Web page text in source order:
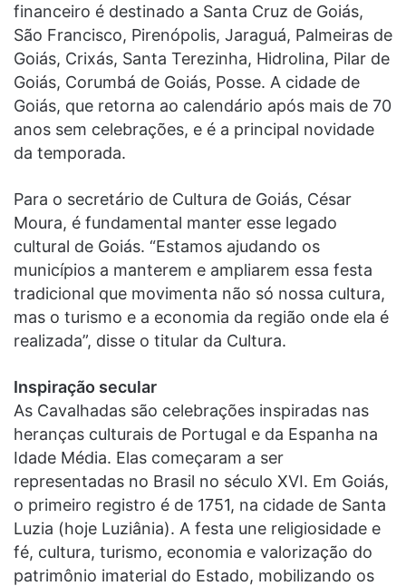
financeiro é destinado a Santa Cruz de Goiás,
São Francisco, Pirenópolis, Jaraguá, Palmeiras de
Goiás, Crixás, Santa Terezinha, Hidrolina, Pilar de
Goiás, Corumbá de Goiás, Posse. A cidade de
Goiás, que retorna ao calendário após mais de 70
anos sem celebrações, e é a principal novidade
da temporada.
Para o secretário de Cultura de Goiás, César
Moura, é fundamental manter esse legado
cultural de Goiás. “Estamos ajudando os
municípios a manterem e ampliarem essa festa
tradicional que movimenta não só nossa cultura,
mas o turismo e a economia da região onde ela é
realizada”, disse o titular da Cultura.
Inspiração secular
As Cavalhadas são celebrações inspiradas nas
heranças culturais de Portugal e da Espanha na
Idade Média. Elas começaram a ser
representadas no Brasil no século XVI. Em Goiás,
o primeiro registro é de 1751, na cidade de Santa
Luzia (hoje Luziânia). A festa une religiosidade e
fé, cultura, turismo, economia e valorização do
patrimônio imaterial do Estado, mobilizando os